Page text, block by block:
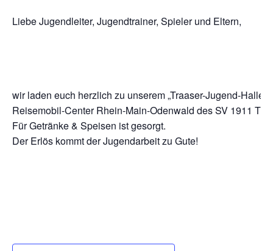
Liebe Jugendleiter, Jugendtrainer, Spieler und Eltern,
wir laden euch herzlich zu unserem „Traaser-Jugend-
Reisemobil-Center Rhein-Main-Odenwald des SV 1911
Für Getränke & Speisen ist gesorgt.
Der Erlös kommt der Jugendarbeit zu Gute!